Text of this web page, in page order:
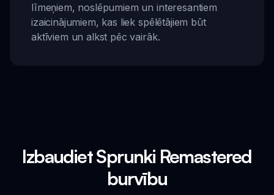
līmeņiem, noslēpumiem un interesantiem
izaicinājumiem, kas liek spēlētājiem būt
aktīviem un alkst pēc vairāk.
Izbaudiet Sprunki Remastered
burvību